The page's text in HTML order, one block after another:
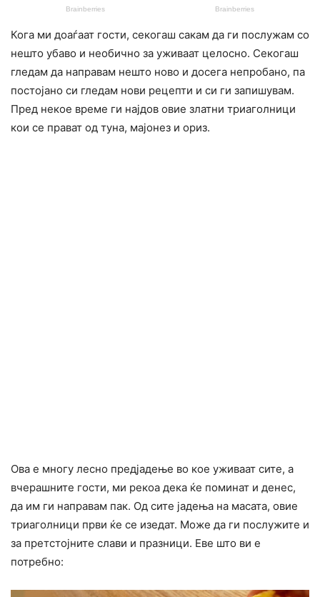
Кога ми доаѓаат гости, секогаш сакам да ги послужам со
нешто убаво и необично за уживаат целосно. Секогаш
гледам да направам нешто ново и досега непробано, па
постојано си гледам нови рецепти и си ги запишувам.
Пред некое време ги најдов овие златни триаголници
кои се прават од туна, мајонез и ориз.
Ова е многу лесно предјадење во кое уживаат сите, а
вчерашните гости, ми рекоа дека ќе поминат и денес,
да им ги направам пак. Од сите јадења на масата, овие
триаголници први ќе се изедат. Може да ги послужите и
за претстојните слави и празници. Еве што ви е
потребно: